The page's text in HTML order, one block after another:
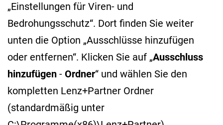
„Einstellungen für Viren- und
Bedrohungsschutz“. Dort finden Sie weiter
unten die Option „Ausschlüsse hinzufügen
oder entfernen“. Klicken Sie auf „Ausschluss
hinzufügen - Ordner“ und wählen Sie den
kompletten Lenz+Partner Ordner
(standardmäßig unter